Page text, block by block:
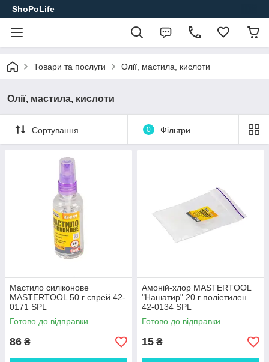
ShoPoLife
Товари та послуги Олії, мастила, кислоти
Олії, мастила, кислоти
Сортування 0 Фільтри
Мастило силіконове
MASTERTOOL 50 г спрей 42-
0171 SPL
Готово до відправки
86 ₴
Амоній-хлор MASTERTOOL
"Нашатир" 20 г поліетилен
42-0134 SPL
Готово до відправки
15 ₴